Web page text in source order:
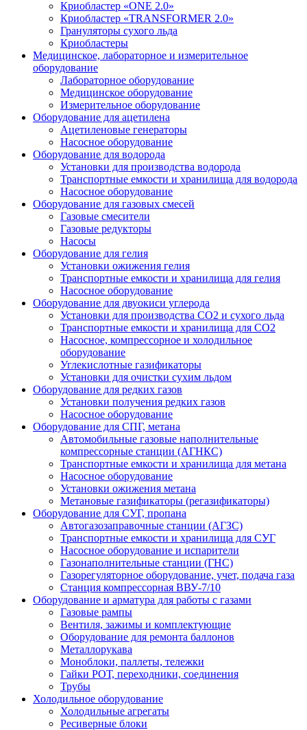
Криобластер «ONE 2.0»
Криобластер «TRANSFORMER 2.0»
Грануляторы сухого льда
Криобластеры
Медицинское, лабораторное и измерительное
оборудование
Лабораторное оборудование
Медицинское оборудование
Измерительное оборудование
Оборудование для ацетилена
Ацетиленовые генераторы
Насосное оборудование
Оборудование для водорода
Установки для производства водорода
Транспортные емкости и хранилища для водорода
Насосное оборудование
Оборудование для газовых смесей
Газовые смесители
Газовые редукторы
Насосы
Оборудование для гелия
Установки ожижения гелия
Транспортные емкости и хранилища для гелия
Насосное оборудование
Оборудование для двуокиси углерода
Установки для производства СО2 и сухого льда
Транспортные емкости и хранилища для CO2
Насосное, компрессорное и холодильное
оборудование
Углекислотные газификаторы
Установки для очистки сухим льдом
Оборудование для редких газов
Установки получения редких газов
Насосное оборудование
Оборудование для СПГ, метана
Автомобильные газовые наполнительные
компрессорные станции (АГНКС)
Транспортные емкости и хранилища для метана
Насосное оборудование
Установки ожижения метана
Метановые газификаторы (регазификаторы)
Оборудование для СУГ, пропана
Автогазозаправочные станции (АГЗС)
Транспортные емкости и хранилища для СУГ
Насосное оборудование и испарители
Газонаполнительные станции (ГНС)
Газорегуляторное оборудование, учет, подача газа
Станция компрессорная ВВУ-7/10
Оборудование и арматура для работы с газами
Газовые рампы
Вентиля, зажимы и комплектующие
Оборудование для ремонта баллонов
Металлорукава
Моноблоки, паллеты, тележки
Гайки РОТ, переходники, соединения
Трубы
Холодильное оборудование
Холодильные агрегаты
Ресиверные блоки